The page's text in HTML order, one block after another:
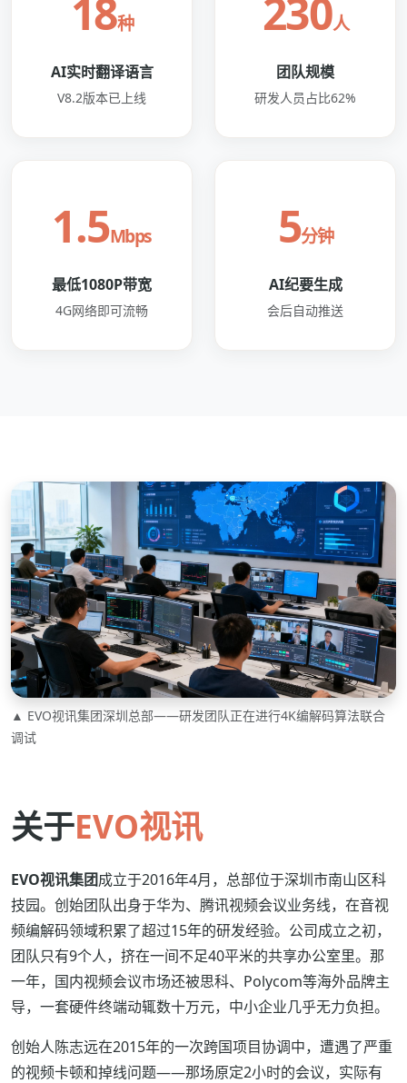
18种
AI实时翻译语言
V8.2版本已上线
230人
团队规模
研发人员占比62%
1.5Mbps
最低1080P带宽
4G网络即可流畅
5分钟
AI纪要生成
会后自动推送
▲ EVO视讯集团深圳总部——研发团队正在进行4K编解码算法联合
调试
关于EVO视讯
EVO视讯集团成立于2016年4月，总部位于深圳市南山区科
技园。创始团队出身于华为、腾讯视频会议业务线，在音视
频编解码领域积累了超过15年的研发经验。公司成立之初，
团队只有9个人，挤在一间不足40平米的共享办公室里。那
一年，国内视频会议市场还被思科、Polycom等海外品牌主
导，一套硬件终端动辄数十万元，中小企业几乎无力负担。
创始人陈志远在2015年的一次跨国项目协调中，遭遇了严重
的视频卡顿和掉线问题——那场原定2小时的会议，实际有